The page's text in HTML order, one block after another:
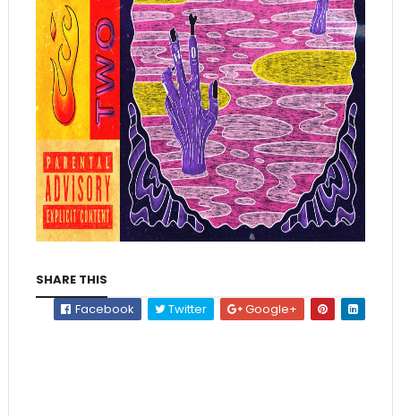
SHARE THIS
Facebook
Twitter Google+